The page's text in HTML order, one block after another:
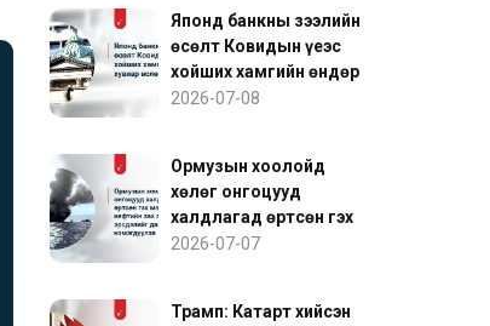
Японд банкны зээлийн
өсөлт Ковидын үеэс
хойших хамгийн өндөр
хувиар өслөө
2026-07-08
Ормузын хоолойд
хөлөг онгоцууд
халдлагад өртсөн гэх
мэдээлэл нефтийн зах
2026-07-07
Трамп: Катарт хийсэн